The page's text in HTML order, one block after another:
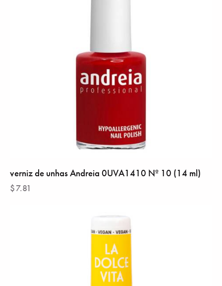
verniz de unhas Andreia 0UVA1410 Nº 10 (14 ml)
$7.81